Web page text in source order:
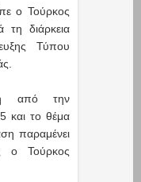
ο Τούρκος
τη διάρκεια
Τύπου
από την
και το θέμα
παραμένει
ο Τούρκος